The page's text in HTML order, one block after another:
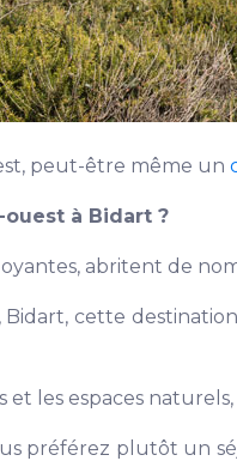
peut-être même un
à Bidart ?
abritent de
cette
et les espaces
préférez plutôt un